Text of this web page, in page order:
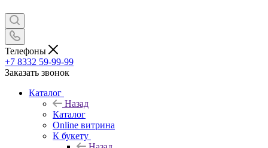
Телефоны
+7 8332 59-99-99
Заказать звонок
Каталог
Назад
Каталог
Online витрина
К букету